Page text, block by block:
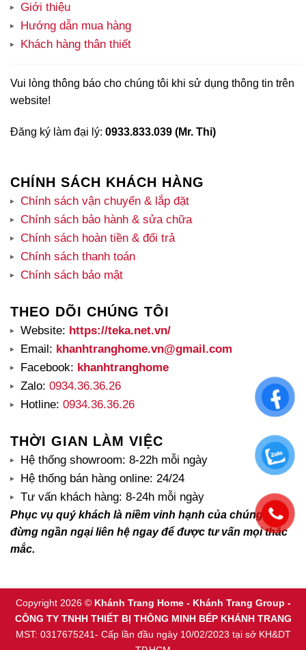
Giới thiệu
Hướng dẫn mua hàng
Khách hàng thân thiết
Vui lòng thông báo cho chúng tôi khi sử dụng thông tin trên
website!
Đăng ký làm đại lý: 0933.833.039 (Mr. Thi)
CHÍNH SÁCH KHÁCH HÀNG
Chính sách vận chuyển & lắp đặt
Chính sách bảo hành & sửa chữa
Chính sách hoàn tiền & đổi trả
Chính sách thanh toán
Chính sách bảo mật
THEO DÕI CHÚNG TÔI
Website: https://teka.net.vn/
Email: khanhtranghome.vn@gmail.com
Facebook: khanhtranghome
Zalo: 0934.36.36.26
Hotline: 0934.36.36.26
THỜI GIAN LÀM VIỆC
Hệ thống showroom: 8-22h mỗi ngày
Hệ thống bán hàng online: 24/24
Tư vấn khách hàng: 8-24h mỗi ngày
Phục vụ quý khách là niềm vinh hạnh của chúng tôi,
đừng ngần ngại liên hệ ngay để được tư vấn mọi thắc
mắc.
Copyright 2026 © Khánh Trang Home - Khánh Trang Group -
CÔNG TY TNHH THIẾT BỊ THÔNG MINH BẾP KHÁNH TRANG
MST: 0317675241- Cấp lần đầu ngày 10/02/2023 tại sở KH&DT